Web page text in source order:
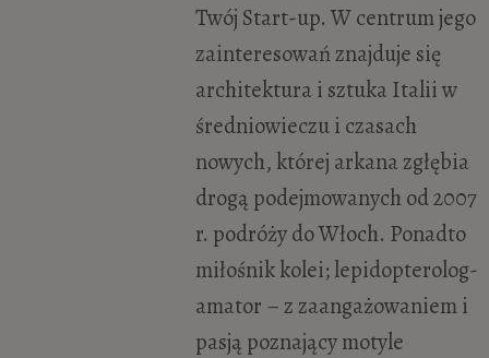
Twój Start-up. W centrum jego
zainteresowań znajduje się
architektura i sztuka Italii w
średniowieczu i czasach
nowych, której arkana zgłębia
drogą podejmowanych od 2007
r. podróży do Włoch. Ponadto
miłośnik kolei; lepidopterolog-
amator – z zaangażowaniem i
pasją poznający motyle